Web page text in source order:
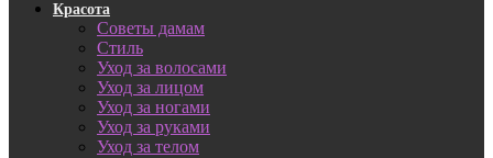
Красота
Советы дамам
Стиль
Уход за волосами
Уход за лицом
Уход за ногами
Уход за руками
Уход за телом